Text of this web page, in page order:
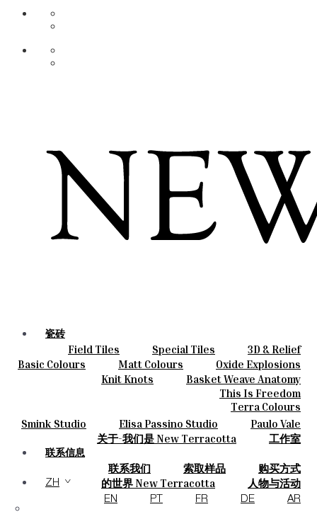
瓷砖
Field Tiles Special Tiles
3D & Relief
Hand Painted
Bold Pattern
Parquet Bisque
Natural Cotto
Smink Studio
Elisa Passino
Paulo Vale
Basic Colours Matt Colours
Oxide Explosions
Special Firing
Vintage Metallics
Dry Colours
Terra Colours
陶瓷
Knit Knots
Basket Weave Anatomy
This Is Freedom
Smink Studio Elisa Passino Studio Paulo Vale
关于
关于-我们是 New Terracotta 工作室
联系信息
联系我们 索取样品
购买方式
目录和 技术规格
常见问题
的世界 New Terracotta
人物与活动
地方和故事
材料和可持续性 灵感与文化
ZH
EN PT FR DE AR